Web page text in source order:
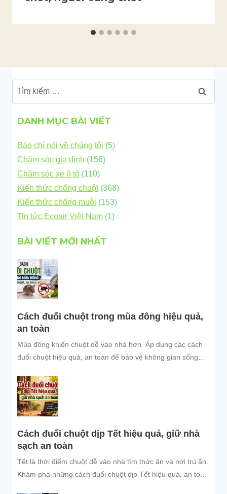
Tìm
kiếm
cho:
DANH MỤC BÀI VIẾT
Báo chí nói về chúng tôi (5)
Chăm sóc gia đình (156)
Chăm sóc xe ô tô (110)
Kiến thức chống chuột(368)
Kiến thức chống muỗi (153)
Tin tức Ecoair Việt Nam (1)
BÀI VIẾT MỚI NHẤT
Cách đuổi chuột trong mùa đông hiệu quả,
an toàn
Mùa đông khiến chuột dễ vào nhà hơn. Áp dụng các cách
đuổi chuột hiệu quả, an toàn để bảo vệ không gian sống
Cách đuổi chuột dịp Tết hiệu quả, giữ nhà
sạch an toàn
Tết là thời điểm chuột dễ vào nhà tìm thức ăn và nơi trú ẩn.
Khám phá những cách đuổi chuột dịp Tết hiệu quả, an toàn